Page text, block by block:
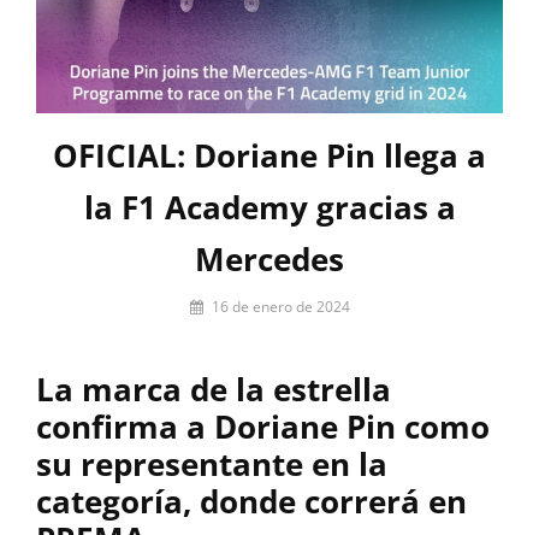
OFICIAL: Doriane Pin llega a
la F1 Academy gracias a
Mercedes
Por
Paquet
16 de enero de 2024
La marca de la estrella
confirma a Doriane Pin como
su representante en la
categoría, donde correrá en